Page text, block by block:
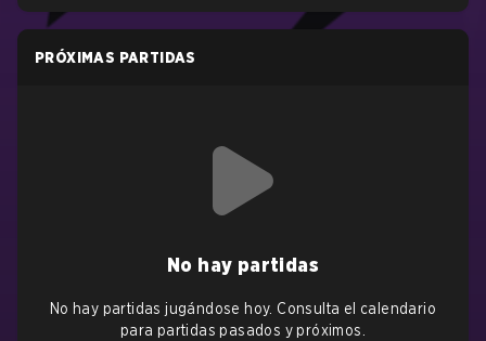
PRÓXIMAS PARTIDAS
No hay partidas
No hay partidas jugándose hoy. Consulta el calendario
para partidas pasados y próximos.